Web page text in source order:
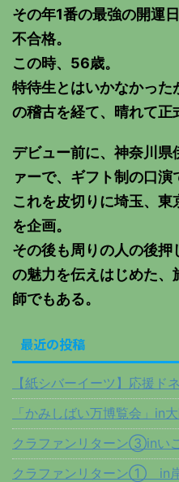
その年1番の最強の開運
不合格。
この時、56歳。
特待生とはいかなかっ
の稽古を経て、晴れて正
デビュー前に、神奈川
ァーで、ギフト制の口演
これを皮切りに埼玉、東
を企画。
その後も周りの人の後
の魅力を伝えはじめた
師でもある。
最近の投稿
【紙シバーイーツ】応援ド
「かみしばい万博覧会」in
クラファンリターン③inい
クラファンリターン① in